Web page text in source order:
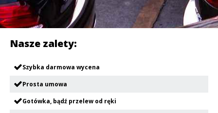
Nasze zalety:
Szybka darmowa wycena
Prosta umowa
Gotówka, bądź przelew od ręki